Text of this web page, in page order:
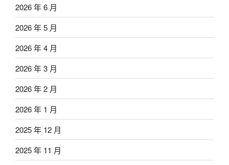
2026 年 6 月
2026 年 5 月
2026 年 4 月
2026 年 3 月
2026 年 2 月
2026 年 1 月
2025 年 12 月
2025 年 11 月